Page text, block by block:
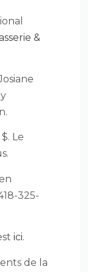
&
Le
325-
ici.
de la